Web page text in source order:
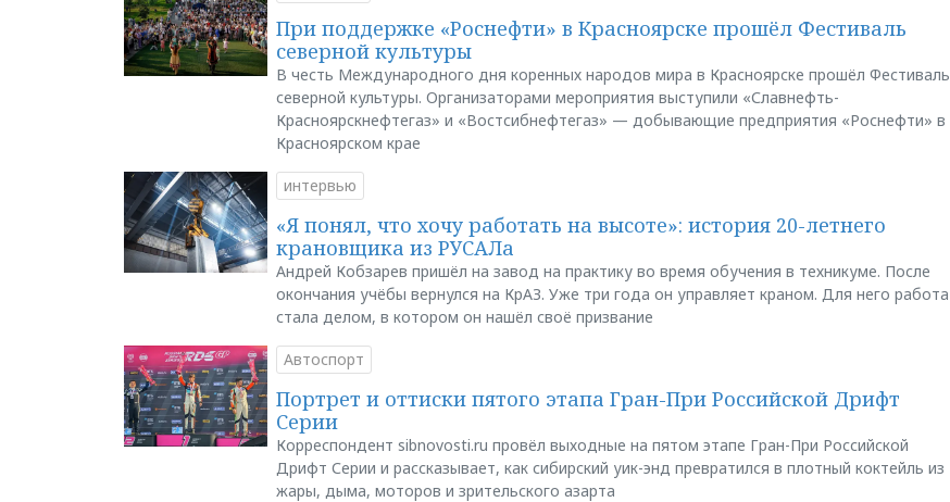
При поддержке «Роснефти» в Красноярске прошёл Фестиваль
северной культуры
В честь Международного дня коренных народов мира в Красноярске прошёл Фестиваль
северной культуры. Организаторами мероприятия выступили «Славнефть-
Красноярскнефтегаз» и «Востсибнефтегаз» — добывающие предприятия «Роснефти» в
Красноярском крае
интервью
«Я понял, что хочу работать на высоте»: история 20-летнего
крановщика из РУСАЛа
Андрей Кобзарев пришёл на завод на практику во время обучения в техникуме. После
окончания учёбы вернулся на КрАЗ. Уже три года он управляет краном. Для него работа
стала делом, в котором он нашёл своё призвание
Автоспорт
Портрет и оттиски пятого этапа Гран-При Российской Дрифт
Серии
Корреспондент sibnovosti.ru провёл выходные на пятом этапе Гран-При Российской
Дрифт Серии и рассказывает, как сибирский уик-энд превратился в плотный коктейль из
жары, дыма, моторов и зрительского азарта